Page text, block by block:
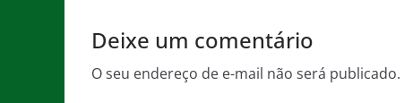
k
Deixe um comentário
O seu endereço de e-mail não será publicado.